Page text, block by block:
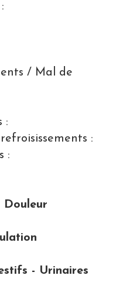
/ Mal de
:
:
:
Douleur
- Urinaires